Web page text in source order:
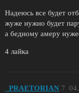
Надеюсь все будет
жуже нужно будет
а бедному амеру
4 лайка
_PRAETORIAN 7